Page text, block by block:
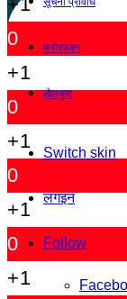
मनोरञ्जन
खेलकुद
Switch skin
लगइन
Follow
0
+1
0
+1
0
+1
0
+1